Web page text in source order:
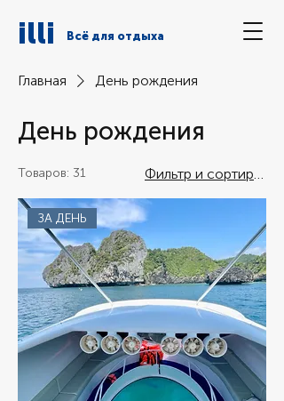
Всё для отдыха
illi
Главная День рождения
День рождения
Товаров: 31 Фильтр и сортировка
ЗА ДЕНЬ